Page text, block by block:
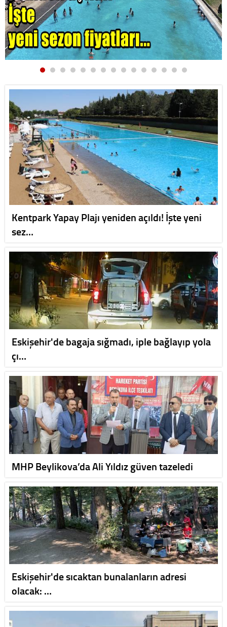
Kentpark Yapay Plajı yeniden açıldı! İşte yeni
sez…
Eskişehir'de bagaja sığmadı, iple bağlayıp yola
çı…
MHP Beylikova’da Ali Yıldız güven tazeledi
Eskişehir'de sıcaktan bunalanların adresi
olacak: …